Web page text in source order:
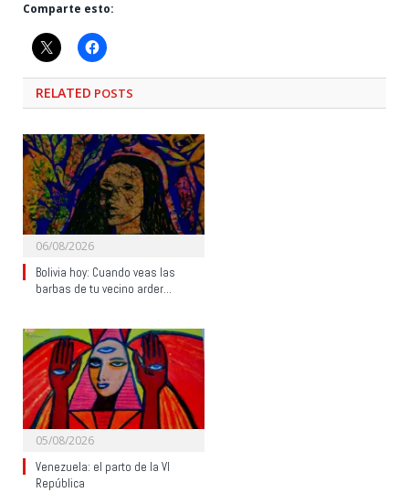
Comparte esto:
RELATED POSTS
06/08/2026
Bolivia hoy: Cuando veas las
barbas de tu vecino arder…
05/08/2026
Venezuela: el parto de la VI
República